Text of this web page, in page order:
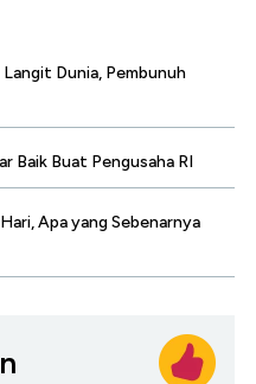
Dunia, Pembunuh
Baik Buat Pengusaha RI
Apa yang Sebenarnya